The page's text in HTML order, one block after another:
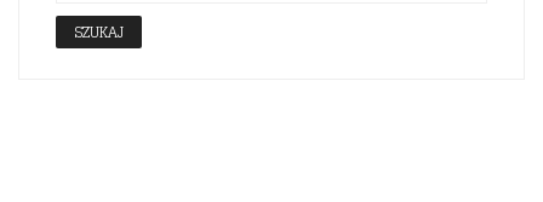
SZUKAJ